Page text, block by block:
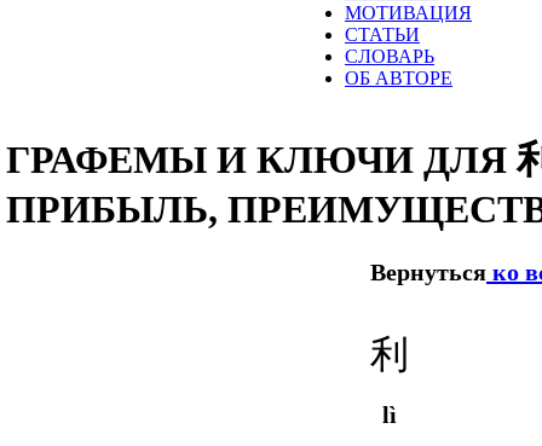
МОТИВАЦИЯ
СТАТЬИ
СЛОВАРЬ
ОБ АВТОРЕ
ГРАФЕМЫ И КЛЮЧИ ДЛЯ
ПРИБЫЛЬ,
Вернуться ко
利
lì